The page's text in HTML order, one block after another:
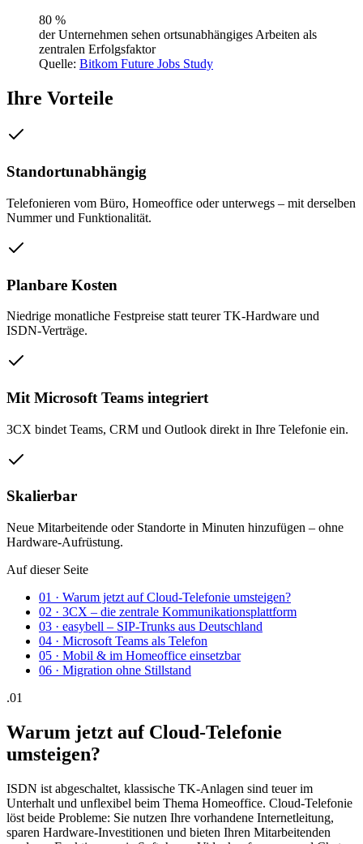
80 %
der Unternehmen sehen ortsunabhängiges Arbeiten als
zentralen Erfolgsfaktor
Quelle: Bitkom Future Jobs Study
Ihre Vorteile
Standortunabhängig
Telefonieren vom Büro, Homeoffice oder unterwegs – mit derselben
Nummer und Funktionalität.
Planbare Kosten
Niedrige monatliche Festpreise statt teurer TK-Hardware und
ISDN-Verträge.
Mit Microsoft Teams integriert
3CX bindet Teams, CRM und Outlook direkt in Ihre Telefonie ein.
Skalierbar
Neue Mitarbeitende oder Standorte in Minuten hinzufügen – ohne
Hardware-Aufrüstung.
Auf dieser Seite
01 · Warum jetzt auf Cloud-Telefonie umsteigen?
02 · 3CX – die zentrale Kommunikationsplattform
03 · easybell – SIP-Trunks aus Deutschland
04 · Microsoft Teams als Telefon
05 · Mobil & im Homeoffice einsetzbar
06 · Migration ohne Stillstand
.01
Warum jetzt auf Cloud-Telefonie
umsteigen?
ISDN ist abgeschaltet, klassische TK-Anlagen sind teuer im
Unterhalt und unflexibel beim Thema Homeoffice. Cloud-Telefonie
löst beide Probleme: Sie nutzen Ihre vorhandene Internetleitung,
sparen Hardware-Investitionen und bieten Ihren Mitarbeitenden